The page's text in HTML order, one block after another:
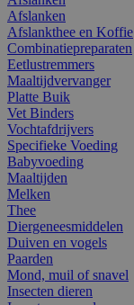
Afslanken
Afslankthee en Koffie
Combinatiepreparaten
Eetlustremmers
Maaltijdvervanger
Platte Buik
Vet Binders
Vochtafdrijvers
Specifieke Voeding
Babyvoeding
Maaltijden
Melken
Thee
Diergeneesmiddelen
Duiven en vogels
Paarden
Mond, muil of snavel
Insecten dieren